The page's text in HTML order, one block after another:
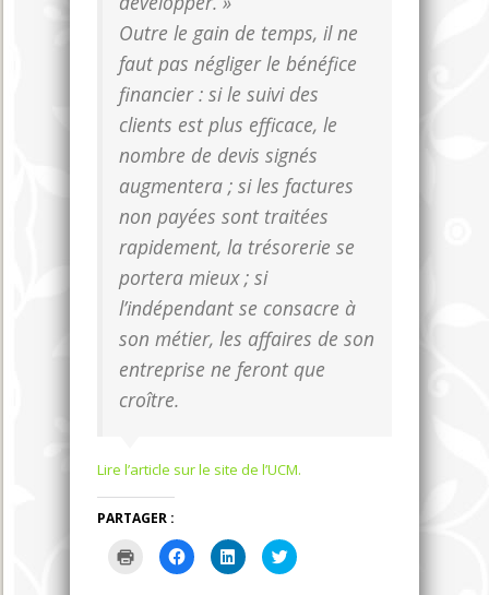
Outre le gain de temps, il ne
faut pas négliger le bénéfice
financier : si le suivi des
clients est plus efficace, le
nombre de devis signés
augmentera ; si les factures
non payées sont traitées
rapidement, la trésorerie se
portera mieux ; si
l’indépendant se consacre à
son métier, les affaires de son
entreprise ne feront que
croître.
Lire l’article sur le site de l’UCM.
PARTAGER :
Cliquer
pour
imprimer(ouvre
Cliquez
pour
partager
Cliquez
pour
partager
Cliquez
pour